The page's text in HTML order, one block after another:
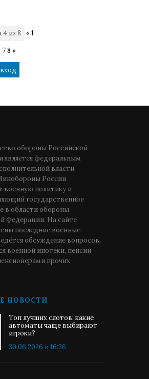
4 из 8 « 1
78 »
обороны Российской
является федеральным
власти
России
военную политику и
государственное
в области обороны
Федерации. На сайте
последние военные
обсуждение вопросов,
военной ипотеки, пенсии
прочих
НОВОСТИ
Топ лучших слотов: какие
автоматы чаще выбирают
игроки?
30.06.2026 в 16:36